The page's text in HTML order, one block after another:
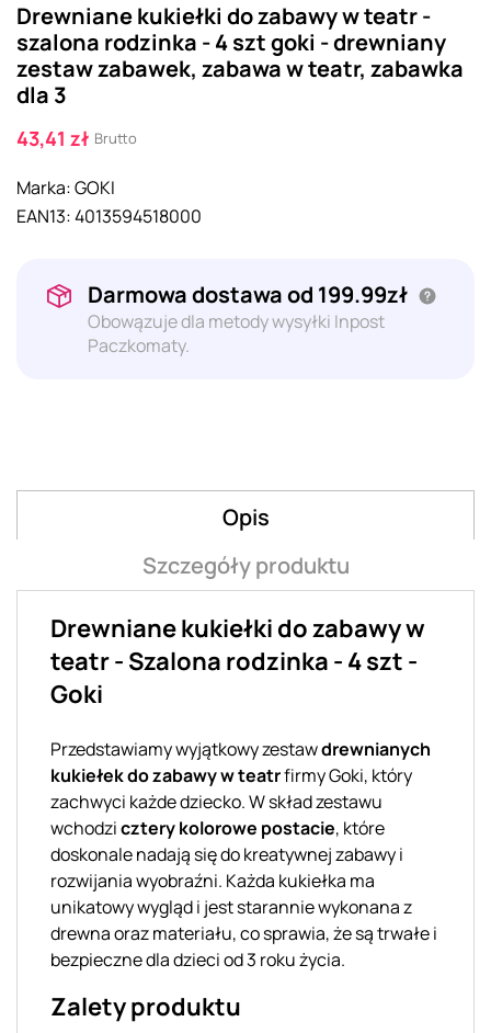
Drewniane kukiełki do zabawy w teatr -
szalona rodzinka - 4 szt goki - drewniany
zestaw zabawek, zabawa w teatr, zabawka
dla 3
43,41 zł Brutto
Marka:GOKI
EAN13:4013594518000
Darmowa dostawa od 199.99zł
Obowązuje dla metody wysyłki Inpost
Paczkomaty.
Opis
Szczegóły produktu
Drewniane kukiełki do zabawy w
teatr - Szalona rodzinka - 4 szt -
Goki
Przedstawiamy wyjątkowy zestawdrewnianych
kukiełek do zabawy w teatrfirmy Goki, który
zachwyci każde dziecko. W skład zestawu
wchodzicztery kolorowe postacie, które
doskonale nadają się do kreatywnej zabawy i
rozwijania wyobraźni. Każda kukiełka ma
unikatowy wygląd i jest starannie wykonana z
drewna oraz materiału, co sprawia, że są trwałe i
bezpieczne dla dzieci od 3 roku życia.
Zalety produktu